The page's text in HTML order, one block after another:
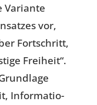
Vari­ante
vor,
Fort­schritt,
Frei­heit“.
Infor­ma­tio­